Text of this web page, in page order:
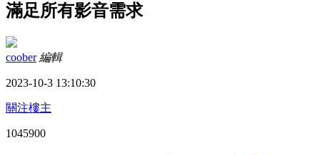
滿足所有影音需求
coober 編輯
2023-10-3 13:10:30
關注樓主
1045900